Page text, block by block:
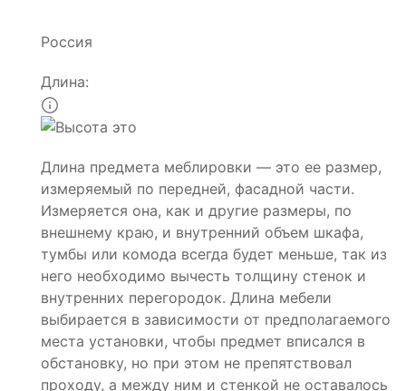
Россия
Длина:
Длина предмета меблировки — это ее размер,
измеряемый по передней, фасадной части.
Измеряется она, как и другие размеры, по
внешнему краю, и внутренний объем шкафа,
тумбы или комода всегда будет меньше, так из
него необходимо вычесть толщину стенок и
внутренних перегородок. Длина мебели
выбирается в зависимости от предполагаемого
места установки, чтобы предмет вписался в
обстановку, но при этом не препятствовал
проходу, а между ним и стенкой не оставалось